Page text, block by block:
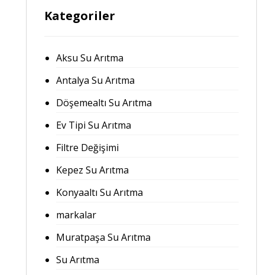
Kategoriler
Aksu Su Arıtma
Antalya Su Arıtma
Döşemealtı Su Arıtma
Ev Tipi Su Arıtma
Filtre Değişimi
Kepez Su Arıtma
Konyaaltı Su Arıtma
markalar
Muratpaşa Su Arıtma
Su Arıtma